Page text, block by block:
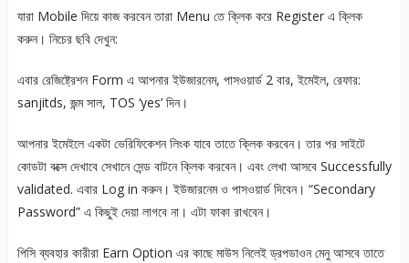
যারা Mobile দিয়ে কাজ করবেন তারা Menu তে ক্লিক করে Register এ ক্লিক
করুন। নিচের ছবি দেখুন:
এবার রেজিষ্ট্রেশন Form এ আপনার ইউজারনেম, পাসওয়ার্ড 2 বার, ইমেইল, রেফার:
sanjitds, জন্ম সাল, TOS ‘yes’ দিন।
আপনার ইমেইলে একটা ভেরিফিকেশন লিংক যাবে তাতে ক্লিক করবেন। তার পর সাইটে
কোডটা বক্সে দেখাবে সেখানে সেন্ড বাটনে ক্লিক করবেন। এবং লেখা আসবে Successfully
validated. এবার Log in করুন। ইউজারনেম ও পাসওয়ার্ড দিবেন। “Secondary
Password” এ কিছুই দেয়া লাগবে না। এটা ফাকা রাখবেন।
পিসি ব্যবহার কারীরা Earn Option এর কাছে মাউস নিলেই ড্রপডাওন মেনু আসবে তাতে